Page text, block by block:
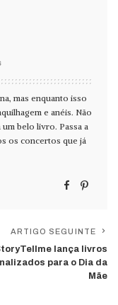
mas enquanto isso
e anéis. Não
belo livro. Passa a
os concertos que já
ARTIGO SEGUINTE
lança livros
para o Dia da
Mãe